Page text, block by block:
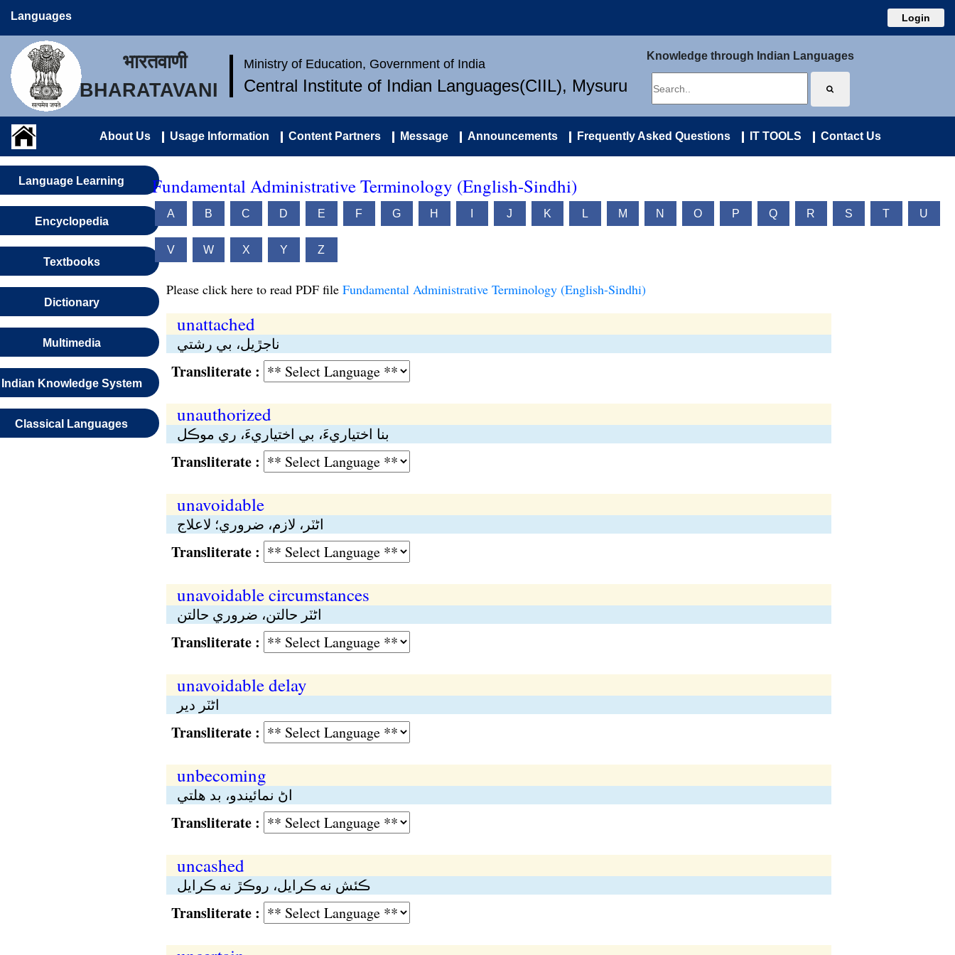
Languages Login
भारतवाणी
BHARATAVANI
Ministry of Education, Government of India
Central Institute of Indian Languages(CIIL), Mysuru
Knowledge through Indian Languages
About Us Usage Information Content Partners Message Announcements Frequently Asked Questions IT TOOLS Contact Us
Language Learning
Encyclopedia
Textbooks
Dictionary
Multimedia
Indian Knowledge System
Classical Languages
Fundamental Administrative Terminology (English-Sindhi)
A B C D E F G H J K L M N O P Q R S T U
V W X Y Z
Please click here to read PDF file Fundamental Administrative Terminology (English-Sindhi)
unattached
ناجڙيل، بي رشتي
Transliterate :
unauthorized
بنا اختياريءَ، بي اختياريءَ، ري موڪل
Transliterate :
unavoidable
اڻٽر، لازم، ضروري؛ لاعلاج
Transliterate :
unavoidable circumstances
اڻٽر حالتن، ضروري حالتن
Transliterate :
unavoidable delay
اڻٽر دير
Transliterate :
unbecoming
اڻ نمائيندو، بد هلتي
Transliterate :
uncashed
ڪئش نە ڪرايل، روڪڙ نە ڪرايل
Transliterate :